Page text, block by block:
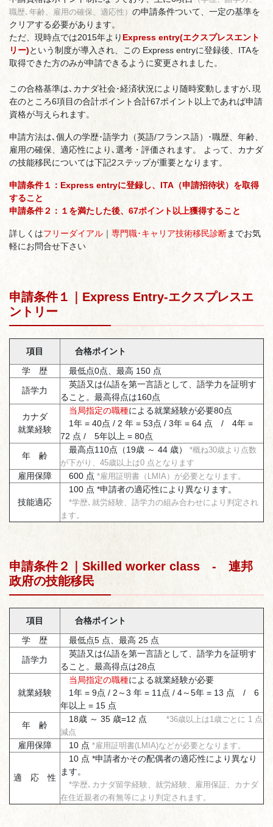
職歴､年齢、雇用の確保、適応性） の申請条件ついて、一定の基準を
クリアする必要があります。
ただ、現時点では2015年より Express entry(エクスプレスエント
リー)という制度が導入され、この Express entryに登録後、ITAを
取得できた方のみが申請できるように変更されました。
この合格基準は､カナダ社会･経済状況により随時変動しますが､現
在のところ6項目の合計ポイント合計67ポイント以上であれば申請
資格が与えられます。
申請方法は､個人の学歴･語学力（英語/フランス語）･職歴、年齢、
雇用の確保、適応性により､選考・評価されます。 よって、カナダ
の技能移民については下記2ステップが重要となります。
申請条件１：Express entryに登録し、ITA（申請招待状）を取得
すること
申請条件２：１を満たした後、 67ポイント以上獲得すること
詳しくはフリーダイアル ｜ 専門職･キャリア技術移民診断までお気
軽にお問合せ下さい
申請条件１｜Express Entry-エクスプレスエ
ントリー
項目
合格ポイント
学 歴
最低点0点、最高 150 点
語学力
英語又は仏語を第一言語として、語学力を証明す
ること。最高得点は160点
カナダ
就業経験
当局指定の職種による就業経験が必要80点
1年 = 40点 / 2 年 = 53点 / 3年 = 64 点 / 4年 =
72 点 / 5年以上 = 80点
年 齢
最高点110点（19歳 ～ 44 歳） *概ね30歳より点数
が下がり、45歳以上は0 点となります
雇用保障 600 点 *雇用証明書（LMIA）が必要となります。
技能適応
100 点 *申請者の適応性により異なります。
*学歴､就労経験、語学力の組み合わせにより判定され
ます。
申請条件２｜Skilled worker class - 連邦
政府の技能移民
項目
合格ポイント
学 歴
最低点5 点、最高 25 点
語学力
英語又は仏語を第一言語として、語学力を証明す
ること。最高得点は28点
就業経験
当局指定の職種による就業経験が必要
1年 = 9点 / 2～3 年 = 11点 / 4～5年 = 13 点 / 6
年以上 = 15 点
年 齢
18歳 ～ 35 歳=12 点 *36歳以上は1歳ごとに 1 点
減点
雇用保障 10 点 *雇用証明書(LMIA)などが必要となります。
適 応 性
10 点 *申請者かその配偶者の適応性により異なり
ます。
*学歴､カナダ留学経験、就労経験、雇用保証、カナダ
在住近親者の有無等により判定されます。